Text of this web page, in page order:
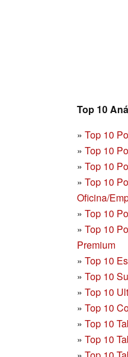
Top 10
» Top 10
» Top 10
» Top 10
» Top 10
Oficina/
» Top 10
» Top 10
Premium
» Top 10
» Top 10
» Top 10
» Top 10
» Top 10
» Top 10